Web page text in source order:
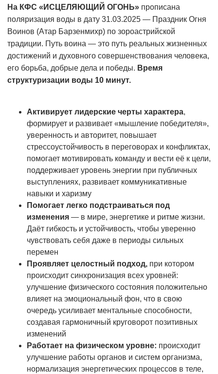
На КФС «ИСЦЕЛЯЮЩИЙ ОГОНЬ» прописана
поляризация воды в дату 31.03.2025 — Праздник Огня
Воинов (Атар Барзенмихр) по зороастрийской
традиции. Путь воина — это путь реальных жизненных
достижений и духовного совершенствования человека,
его борьба, добрые дела и победы. Время
структуризации воды 10 минут.
Активирует лидерские черты характера,
формирует и развивает «мышление победителя»,
уверенность и авторитет, повышает
стрессоустойчивость в переговорах и конфликтах,
помогает мотивировать команду и вести её к цели,
поддерживает уровень энергии при публичных
выступлениях, развивает коммуникативные
навыки и харизму
Помогает легко подстраиваться под
изменения — в мире, энергетике и ритме жизни.
Даёт гибкость и устойчивость, чтобы уверенно
чувствовать себя даже в периоды сильных
перемен
Проявляет целостный подход, при котором
происходит синхронизация всех уровней:
улучшение физического состояния положительно
влияет на эмоциональный фон, что в свою
очередь усиливает ментальные способности,
создавая гармоничный круговорот позитивных
изменений
Работает на физическом уровне: происходит
улучшение работы органов и систем организма,
нормализация энергетических процессов в теле,